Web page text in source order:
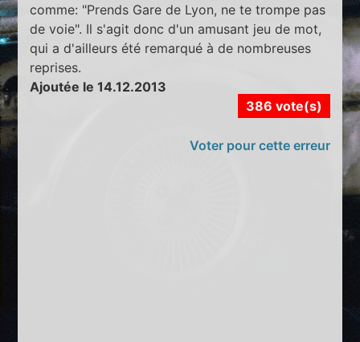
comme: "Prends Gare de Lyon, ne te trompe pas
de voie". Il s'agit donc d'un amusant jeu de mot,
qui a d'ailleurs été remarqué à de nombreuses
reprises.
Ajoutée le 14.12.2013
386 vote(s)
Voter pour cette erreur